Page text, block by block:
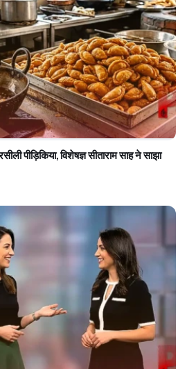
पीड़िकिया, विशेषज्ञ सीताराम साह ने साझा